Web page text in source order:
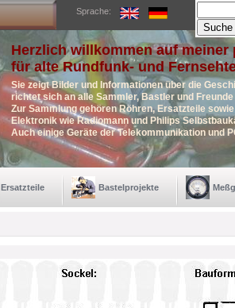
Sprache:
Herzlich willkommen auf meiner
für alte Rundfunk- und
Sie zeigt Bilder und Informationen über die
richtet sich an alle Sammler, Bastler und
Zur Sammlung gehören Röhren, Ersatzteile
Elektronik wie Radiomann und Philips
Auch einige Geräte der Telekommunikation und
Ersatzteile Bastelprojekte